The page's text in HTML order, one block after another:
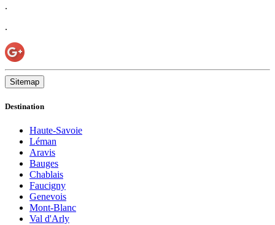
.
.
Sitemap
Destination
Haute-Savoie
Léman
Aravis
Bauges
Chablais
Faucigny
Genevois
Mont-Blanc
Val d'Arly